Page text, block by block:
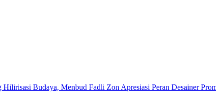
Menbud Fadli Zon Apresiasi Peran Desainer Promosikan